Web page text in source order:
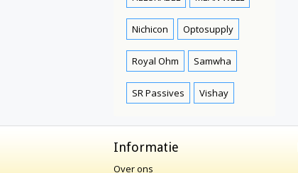
Nichicon Optosupply
Royal Ohm Samwha
SR Passives Vishay
Informatie
Over ons